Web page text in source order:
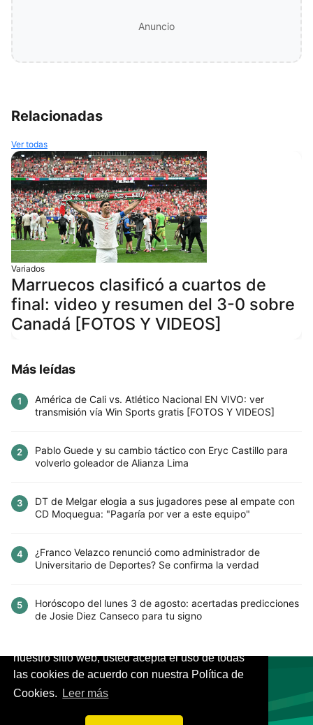
Este sitio utiliza cookies para mejorar la
nuestro sitio web, usted acepta el uso de todas
las cookies de acuerdo con nuestra Política de
Cookies.
Leer más
Anuncio
Relacionadas
Ver todas
Variados
Marruecos clasificó a cuartos de
final: video y resumen del 3-0 sobre
Canadá [FOTOS Y VIDEOS]
Más leídas
1
América de Cali vs. Atlético Nacional EN VIVO: ver
transmisión vía Win Sports gratis [FOTOS Y VIDEOS]
2
Pablo Guede y su cambio táctico con Eryc Castillo para
volverlo goleador de Alianza Lima
3
DT de Melgar elogia a sus jugadores pese al empate con
CD Moquegua: "Pagaría por ver a este equipo"
4
¿Franco Velazco renunció como administrador de
Universitario de Deportes? Se confirma la verdad
5
Horóscopo del lunes 3 de agosto: acertadas predicciones
de Josie Diez Canseco para tu signo